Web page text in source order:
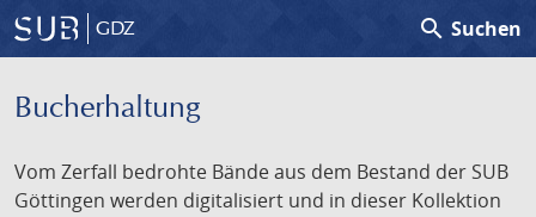
GDZ search Suchen
Bucherhaltung
Vom Zerfall bedrohte Bände aus dem Bestand der SUB
Göttingen werden digitalisiert und in dieser Kollektion